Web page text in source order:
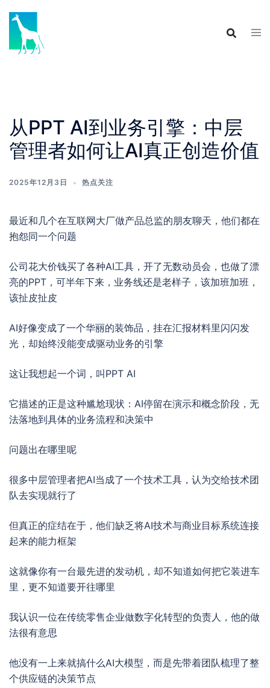
content
从PPT AI到业务引擎：中层
管理者如何让AI真正创造价值
2025年12月3日 热点关注
最近和几个在互联网大厂做产品总监的朋友聊天，他们都在
抱怨同一个问题
公司花大价钱买了各种AI工具，开了无数动员会，也做了漂
亮的PPT，可半年下来，业务线还是老样子，该加班加班，
该扯皮扯皮
AI好像变成了一个华丽的装饰品，挂在汇报材料里闪闪发
光，却始终没能变成驱动业务的引擎
这让我想起一个词，叫PPT AI
它描述的正是这种尴尬现状：AI停留在演示和概念阶段，无
法落地到具体的业务流程和决策中
问题出在哪里呢
很多中层管理者把AI当成了一个技术工具，认为交给技术团
队去实现就行了
但真正的症结在于，他们缺乏将AI技术与商业目标系统连接
起来的能力框架
这就像你有一台最先进的发动机，却不知道如何把它装进车
里，更不知道要开往哪里
我认识一位在传统零售企业做数字化转型的负责人，他的做
法很有意思
他没有一上来就搞什么AI大模型，而是先带着团队梳理了整
个供应链的决策节点